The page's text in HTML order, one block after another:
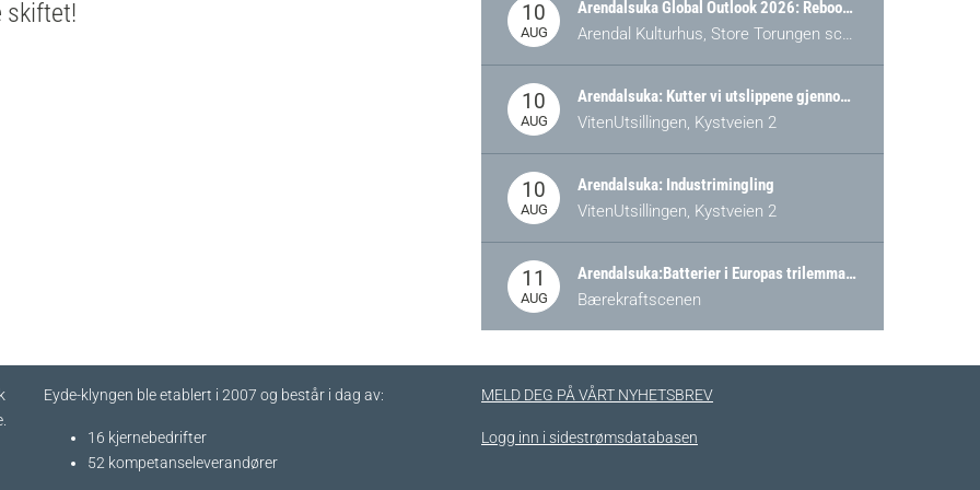
skiftet!
10
AUG
Arendalsuka Global Outlook 2026: Rebooting Democracy for a New World Order
Arendal Kulturhus, Store Torungen scene
10
AUG
Arendalsuka: Kutter vi utslippene gjennom omstilling – eller tap av industri?
VitenUtsillingen, Kystveien 2
10
AUG
Arendalsuka: Industrimingling
VitenUtsillingen, Kystveien 2
11
AUG
Arendalsuka:Batterier i Europas trilemma: Energisikkerhet, konkurransekraft og bærekraft (Battery Norway-arrangement)
Bærekraftscenen
Eyde-klyngen ble etablert i 2007 og består i dag av:
16 kjernebedrifter​
52 kompetanseleverandører
MELD DEG PÅ VÅRT NYHETSBREV
Logg inn i sidestrømsdatabasen